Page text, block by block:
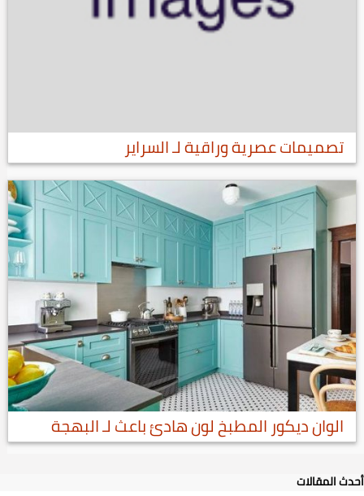
تصميمات عصرية وراقية لـ السراير
الوان ديكور المطبخ لون هادئ باعث لـ البهجة
أحدث المقالات